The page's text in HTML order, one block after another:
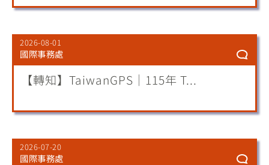
2026-08-01
國際事務處
【轉知】TaiwanGPS｜115年 T...
2026-07-20
國際事務處